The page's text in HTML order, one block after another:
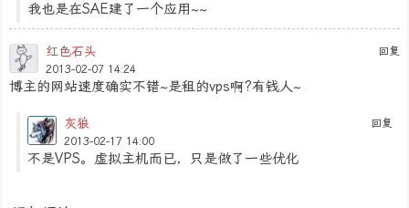
我也是在SAE建了一个应用~~
回复
红色石头
2013-02-07 14:24
博主的网站速度确实不错~是租的vps啊?有钱人~
回复
灰狼
2013-02-17 14:00
不是VPS。虚拟主机而已，只是做了一些优化